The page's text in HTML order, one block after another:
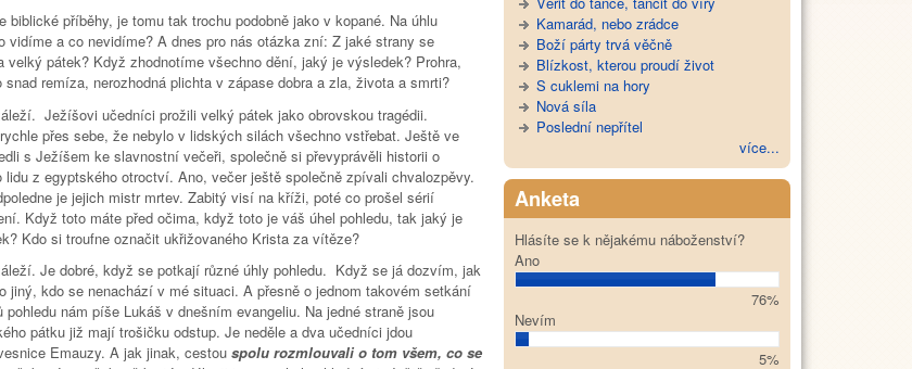
biblické příběhy, je tomu tak trochu podobně jako v kopané. Na úhlu
vidíme a co nevidíme? A dnes pro nás otázka zní: Z jaké strany se
velký pátek? Když zhodnotíme všechno dění, jaký je výsledek? Prohra,
snad remíza, nerozhodná plichta v zápase dobra a zla, života a smrti?
Ježíšovi učedníci prožili velký pátek jako obrovskou tragédii.
přes sebe, že nebylo v lidských silách všechno vstřebat. Ještě ve
s Ježíšem ke slavnostní večeři, společně si převyprávěli historii o
z egyptského otroctví. Ano, večer ještě společně zpívali chvalozpěvy.
je jejich mistr mrtev. Zabitý visí na kříži, poté co prošel sérií
Když toto máte před očima, když toto je váš úhel pohledu, tak jaký je
Kdo si troufne označit ukřižovaného Krista za vítěze?
Je dobré, když se potkají různé úhly pohledu. Když se já dozvím, jak
jiný, kdo se nenachází v mé situaci. A přesně o jednom takovém setkání
pohledu nám píše Lukáš v dnešním evangeliu. Na jedné straně jsou
pátku již mají trošičku odstup. Je neděle a dva učedníci jdou
Emauzy. A jak jinak, cestou spolu rozmlouvali o tom všem, co se
Kamarád, nebo zrádce
Boží párty trvá věčně
Blízkost, kterou proudí život
S cuklemi na hory
Nová síla
Poslední nepřítel
více...
Anketa
Hlásíte se k nějakému náboženství?
Ano
76%
Nevím
5%